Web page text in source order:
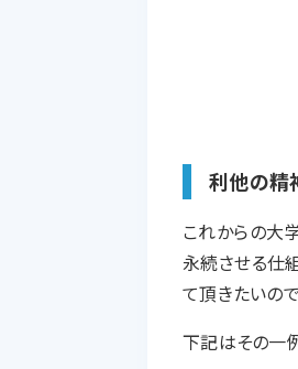
利他の精
これからの大
永続させる仕
て頂きたいので
下記はその一